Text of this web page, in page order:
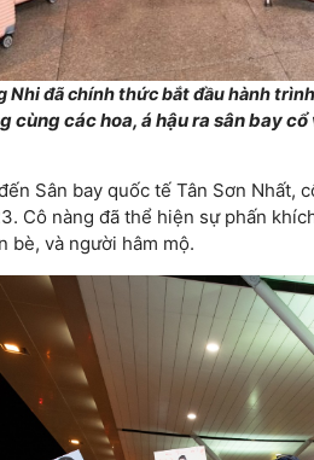
Nhi đã chính thức bắt đầu hành
cùng các hoa, á hậu ra sân bay
Sân bay quốc tế Tân Sơn Nhất,
Cô nàng đã thể hiện sự phấn
bè, và người hâm mộ.